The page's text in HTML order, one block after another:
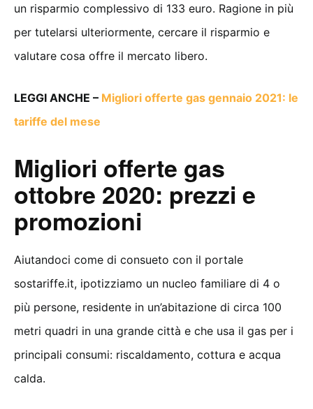
un risparmio complessivo di 133 euro. Ragione in più
per tutelarsi ulteriormente, cercare il risparmio e
valutare cosa offre il mercato libero.
LEGGI ANCHE – Migliori offerte gas gennaio 2021: le
tariffe del mese
Migliori offerte gas
ottobre 2020: prezzi e
promozioni
Aiutandoci come di consueto con il portale
sostariffe.it, ipotizziamo un nucleo familiare di 4 o
più persone, residente in un’abitazione di circa 100
metri quadri in una grande città e che usa il gas per i
principali consumi: riscaldamento, cottura e acqua
calda.